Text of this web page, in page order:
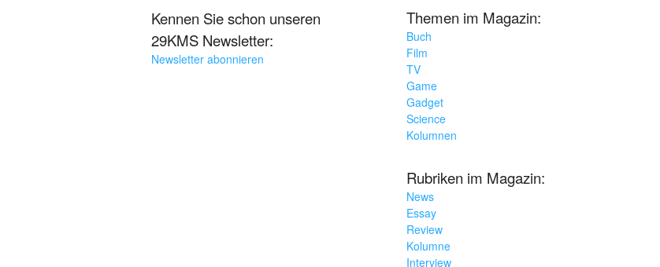
Kennen Sie schon unseren
29KMS Newsletter:
Newsletter abonnieren
Themen im Magazin:
Buch
Film
TV
Game
Gadget
Science
Kolumnen
Rubriken im Magazin:
News
Essay
Review
Kolumne
Interview